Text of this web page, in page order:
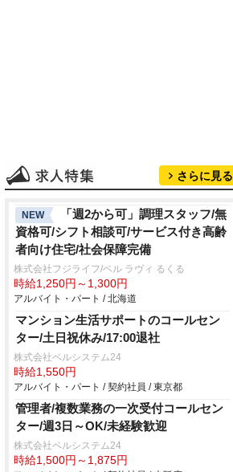
さらに見る
NEW
「週2から可」調理スタッフ/無
資格可/シフト相談可/サービス付き高齢
者向け住宅/社会保障完備
株式会社フジライフ/ベル ラヴィ るくる
時給1,250円～1,300円
アルバイト・パート / 北海道
マンション生活サポートのコールセン
ター/土日祝休み/17:00退社
株式会社ベルシステム24
時給1,550円
アルバイト・パート / 契約社員 / 東京都
管理者/複数業務の一次受付コールセン
ター/週3日～OK/未経験歓迎
株式会社ベルシステム24
時給1,500円～1,875円